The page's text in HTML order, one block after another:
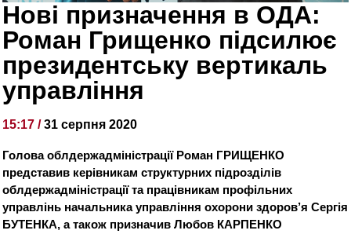
Нові призначення в ОДА:
Роман Грищенко підсилює
президентську вертикаль
управління
15:17 /31 серпня 2020
Голова облдержадміністрації Роман ГРИЩЕНКО
представив керівникам структурних підрозділів
облдержадміністрації та працівникам профільних
управлінь начальника управління охорони здоров’я Сергія
БУТЕНКА, а також призначив Любов КАРПЕНКО